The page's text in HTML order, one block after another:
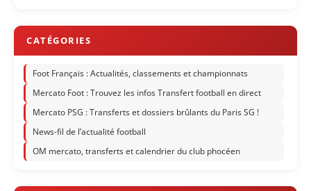
Foot Français : Actualités, classements et championnats
Mercato Foot : Trouvez les infos Transfert football en direct
Mercato PSG : Transferts et dossiers brûlants du Paris SG !
News-fil de l’actualité football
OM mercato, transferts et calendrier du club phocéen